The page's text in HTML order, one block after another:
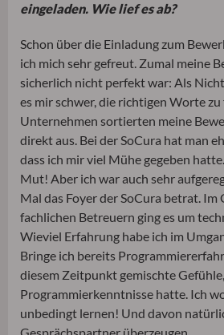
eingeladen. Wie lief es ab?
Schon über die Einladung zum
ich mich sehr gefreut. Zumal meine
sicherlich nicht perfekt war: Als
es mir schwer, die richtigen Worte
Unternehmen sortierten meine
direkt aus. Bei der SoCura hat man
dass ich mir viel Mühe gegeben
Mut! Aber ich war auch sehr
Mal das Foyer der SoCura betrat. Im
fachlichen Betreuern ging es um
Wieviel Erfahrung habe ich im
Bringe ich bereits
diesem Zeitpunkt gemischte
Programmierkenntnisse hatte. Ich
unbedingt lernen! Und davon